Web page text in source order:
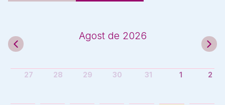
agost de 2026
27 28 29 30 31 1 2